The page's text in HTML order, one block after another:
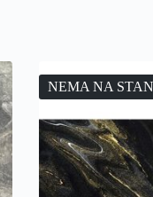
NEMA NA